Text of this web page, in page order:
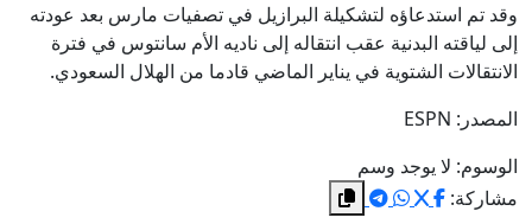
وقد تم استدعاؤه لتشكيلة البرازيل في تصفيات مارس بعد عودته
إلى لياقته البدنية عقب انتقاله إلى ناديه الأم سانتوس في فترة
الانتقالات الشتوية في يناير الماضي قادما من الهلال السعودي.
المصدر: ESPN
الوسوم: لا يوجد وسم
مشاركة: